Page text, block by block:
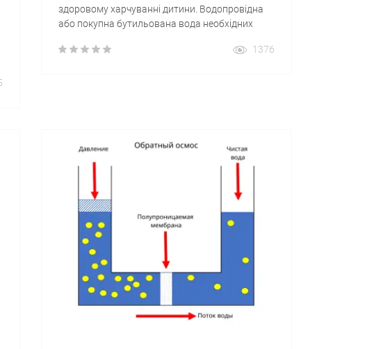
здоровому харчуванні дитини. Водопровідна
або покупна бутильована вода необхідних
підібрана система фільтрації допоможе
1376